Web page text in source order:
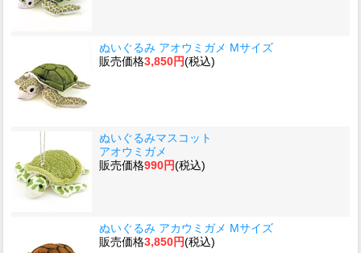
ぬいぐるみ アオウミガメ Mサイズ
販売価格3,850円(税込)
ぬいぐるみマスコット
アオウミガメ
販売価格990円(税込)
ぬいぐるみ アカウミガメ Mサイズ
販売価格3,850円(税込)